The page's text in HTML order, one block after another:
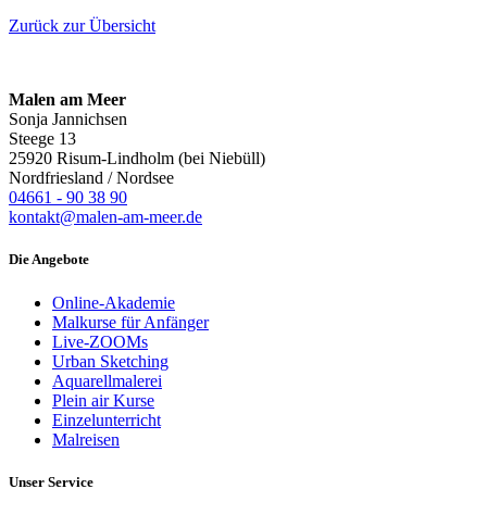
Zurück zur Übersicht
Malen am Meer
Sonja Jannichsen
Steege 13
25920 Risum-Lindholm (bei Niebüll)
Nordfriesland / Nordsee
04661 - 90 38 90
kontakt@malen-am-meer.de
Die Angebote
Online-Akademie
Malkurse für Anfänger
Live-ZOOMs
Urban Sketching
Aquarellmalerei
Plein air Kurse
Einzelunterricht
Malreisen
Unser Service